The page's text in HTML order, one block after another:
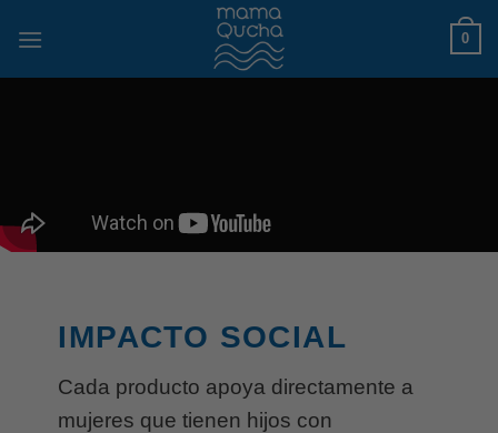
0
IMPACTO SOCIAL
Cada producto apoya directamente a
mujeres que tienen hijos con